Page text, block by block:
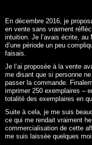
En décembre 2016, je
en vente sans vraiment
intuition. Je l’avais écrite,
d’une période un peu
faisais.
Je l’ai proposée à la vente
me disant que si personne
passer la commande.
imprimer 250 exemplaires –
totalité des exemplaires en
Suite à cela, je me suis
ce qui me rendait vraiment
commercialisation de cette
me suis laissée quelques